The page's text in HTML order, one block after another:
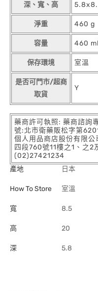
深、寬、高
淨重 460 g
容量 460 ml
保存環境 室溫
是否可門市/超商
取貨
Y
藥商許可執照: 藥商諮
號:北市衛藥販松字第
個人用品商店股份有限
四段760號11樓之1、之2
(02)27421234
產地
日本
How To Store 室溫
寬 8.5
高 20
深 5.8